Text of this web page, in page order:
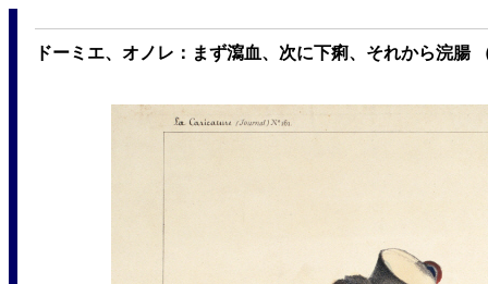
ドーミエ、オノレ：まず瀉血、次に下痢、それから浣腸